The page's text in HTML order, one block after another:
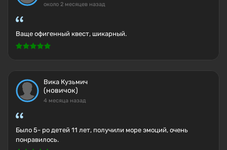
около 2 месяцев назад
Ваще офигенный квест, шикарный.
Вика Кузьмич
(новичок)
4 месяца назад
Было 5- ро детей 11 лет, получили море эмоций, очень
понравилось.